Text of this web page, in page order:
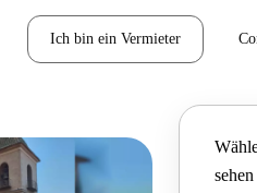
Ich bin ein Vermieter
sehen